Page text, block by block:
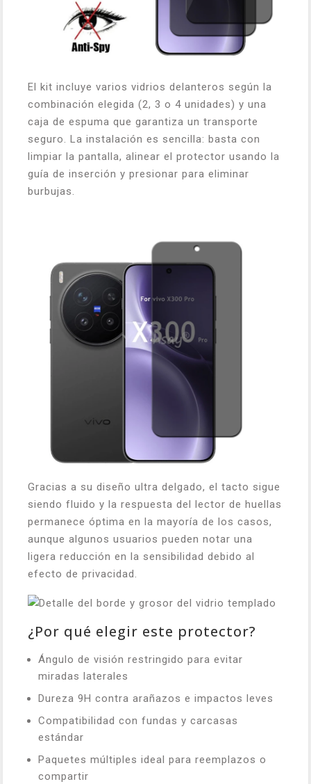
El kit incluye varios vidrios delanteros según la
combinación elegida (2, 3 o 4 unidades) y una
caja de espuma que garantiza un transporte
seguro. La instalación es sencilla: basta con
limpiar la pantalla, alinear el protector usando la
guía de inserción y presionar para eliminar
burbujas.
Gracias a su diseño ultra delgado, el tacto sigue
siendo fluido y la respuesta del lector de huellas
permanece óptima en la mayoría de los casos,
aunque algunos usuarios pueden notar una
ligera reducción en la sensibilidad debido al
efecto de privacidad.
¿Por qué elegir este protector?
Ángulo de visión restringido para evitar
miradas laterales
Dureza 9H contra arañazos e impactos leves
Compatibilidad con fundas y carcasas
estándar
Paquetes múltiples ideal para reemplazos o
compartir